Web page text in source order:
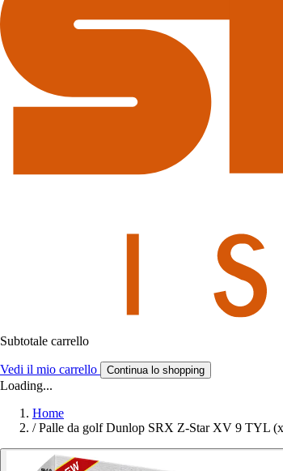
Subtotale carrello
Vedi il mio carrello Continua lo shopping
Loading...
Home
/ Palle da golf Dunlop SRX Z-Star XV 9 TYL